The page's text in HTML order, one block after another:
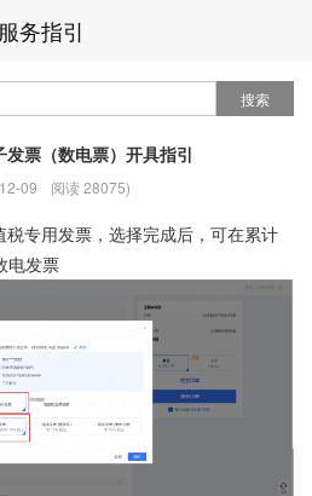
服务指引
搜索
票（数电票）开具指引
09 阅读 28075)
专用发票，选择完成后，可在累计
电发票